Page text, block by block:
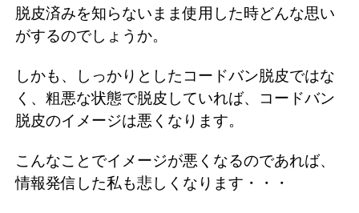
脱皮済みを知らないまま使用した時どんな思い
がするのでしょうか。
しかも、しっかりとしたコードバン脱皮ではな
く、粗悪な状態で脱皮していれば、コードバン
脱皮のイメージは悪くなります。
こんなことでイメージが悪くなるのであれば、
情報発信した私も悲しくなります・・・